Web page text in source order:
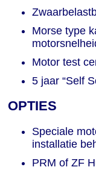
Morse type
Motor test
5 jaar “Self
OPTIES
Speciale
installatie
PRM of ZF